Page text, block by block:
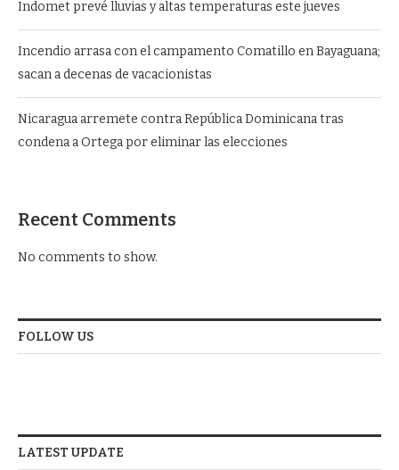
Indomet prevé lluvias y altas temperaturas este jueves
Incendio arrasa con el campamento Comatillo en Bayaguana;
sacan a decenas de vacacionistas
Nicaragua arremete contra República Dominicana tras
condena a Ortega por eliminar las elecciones
Recent Comments
No comments to show.
FOLLOW US
LATEST UPDATE